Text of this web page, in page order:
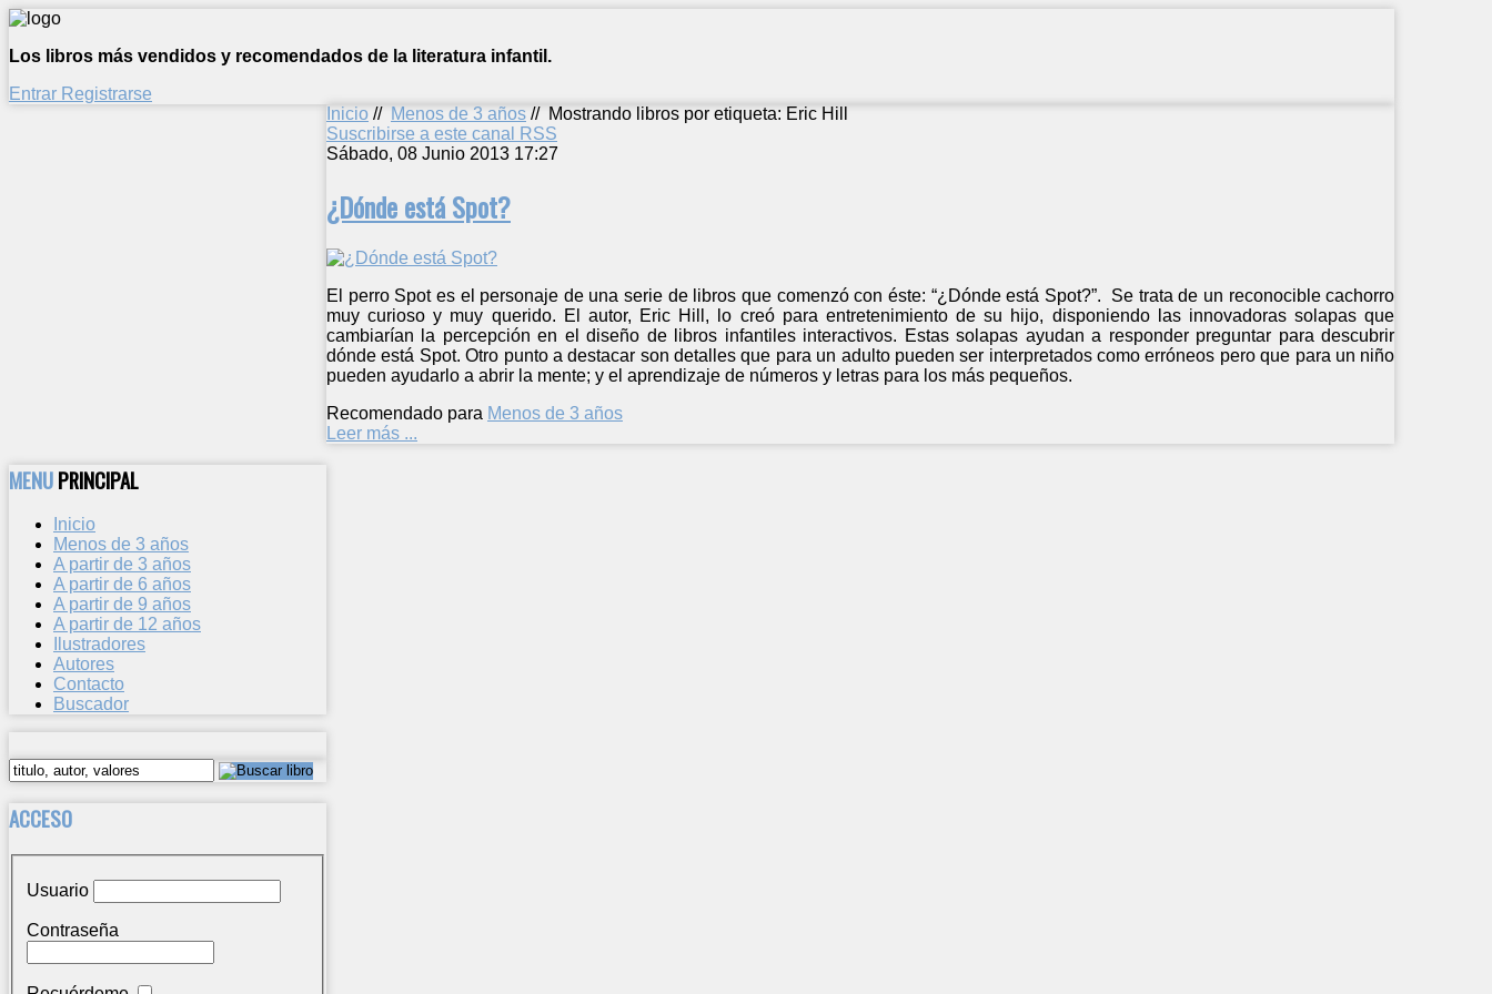
Los libros más vendidos y recomendados de la literatura infantil.
Entrar Registrarse
Inicio // Menos de 3 años // Mostrando libros por etiqueta: Eric Hill
Suscribirse a este canal RSS
Sábado, 08 Junio 2013 17:27
¿Dónde está Spot?
El perro Spot es el personaje de una serie de libros que comenzó con éste: “¿Dónde está Spot?”. Se trata de un reconocible cachorro
muy curioso y muy querido. El autor, Eric Hill, lo creó para entretenimiento de su hijo, disponiendo las innovadoras solapas que
cambiarían la percepción en el diseño de libros infantiles interactivos. Estas solapas ayudan a responder preguntar para descubrir
dónde está Spot. Otro punto a destacar son detalles que para un adulto pueden ser interpretados como erróneos pero que para un niño
pueden ayudarlo a abrir la mente; y el aprendizaje de números y letras para los más pequeños.
Recomendado para Menos de 3 años
Leer más ...
MENUPRINCIPAL
Inicio
Menos de 3 años
A partir de 3 años
A partir de 6 años
A partir de 9 años
A partir de 12 años
Ilustradores
Autores
Contacto
Buscador
ACCESO
Usuario
Contraseña